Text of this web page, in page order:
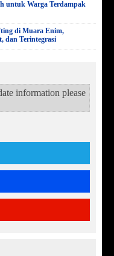
untuk Warga Terdampak
di Muara Enim,
dan Terintegrasi
information please